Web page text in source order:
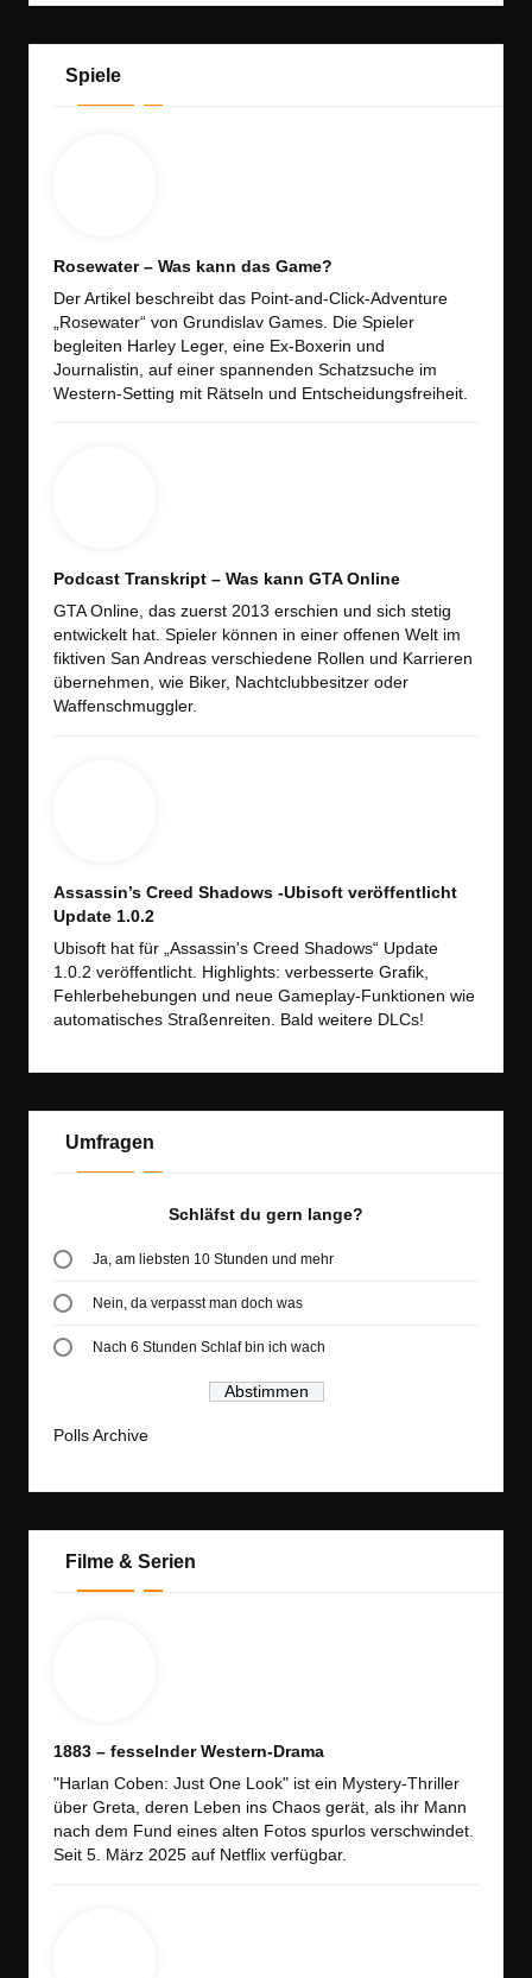
Spiele
Rosewater – Was kann das Game?
Der Artikel beschreibt das Point-and-Click-Adventure
„Rosewater“ von Grundislav Games. Die Spieler
begleiten Harley Leger, eine Ex-Boxerin und
Journalistin, auf einer spannenden Schatzsuche im
Western-Setting mit Rätseln und Entscheidungsfreiheit.
Podcast Transkript – Was kann GTA Online
GTA Online, das zuerst 2013 erschien und sich stetig
entwickelt hat. Spieler können in einer offenen Welt im
fiktiven San Andreas verschiedene Rollen und Karrieren
übernehmen, wie Biker, Nachtclubbesitzer oder
Waffenschmuggler.
Assassin’s Creed Shadows -Ubisoft veröffentlicht
Update 1.0.2
Ubisoft hat für „Assassin's Creed Shadows“ Update
1.0.2 veröffentlicht. Highlights: verbesserte Grafik,
Fehlerbehebungen und neue Gameplay-Funktionen wie
automatisches Straßenreiten. Bald weitere DLCs!
Umfragen
Schläfst du gern lange?
Ja, am liebsten 10 Stunden und mehr
Nein, da verpasst man doch was
Nach 6 Stunden Schlaf bin ich wach
Polls Archive
Filme & Serien
1883 – fesselnder Western-Drama
"Harlan Coben: Just One Look" ist ein Mystery-Thriller
über Greta, deren Leben ins Chaos gerät, als ihr Mann
nach dem Fund eines alten Fotos spurlos verschwindet.
Seit 5. März 2025 auf Netflix verfügbar.